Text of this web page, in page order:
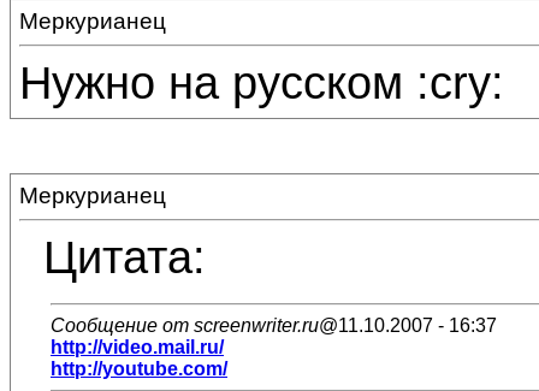
Меркурианец
Нужно на русском :cry:
Меркурианец
Цитата:
Сообщение от screenwriter.ru@11.10.2007 - 16:37
http://video.mail.ru/
http://youtube.com/